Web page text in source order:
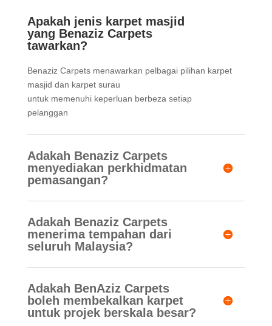
Apakah jenis karpet masjid
yang Benaziz Carpets
tawarkan?
Benaziz Carpets menawarkan pelbagai pilihan karpet
masjid dan karpet surau
untuk memenuhi keperluan berbeza setiap
pelanggan
Adakah Benaziz Carpets
menyediakan perkhidmatan
pemasangan?
Adakah Benaziz Carpets
menerima tempahan dari
seluruh Malaysia?
Adakah BenAziz Carpets
boleh membekalkan karpet
untuk projek berskala besar?